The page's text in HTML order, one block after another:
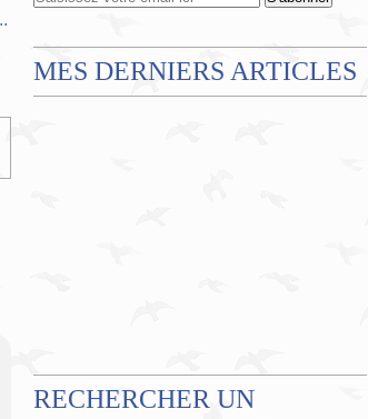
MES DERNIERS ARTICLES
RECHERCHER UN